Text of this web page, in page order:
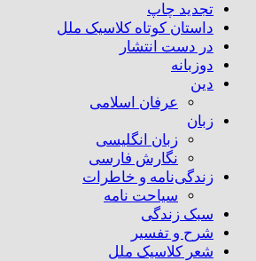
تجدید چاپ
داستان کوتاه کلاسیک ملل
در دست انتشار
دوزبانه
دین
عرفان اسلامی
زبان
زبان انگلیسی
نگارش فارسی
زندگی‌نامه و خاطرات
سیاحت نامه
سبک زندگی
شرح و تفسیر
شعر کلاسیک ملل